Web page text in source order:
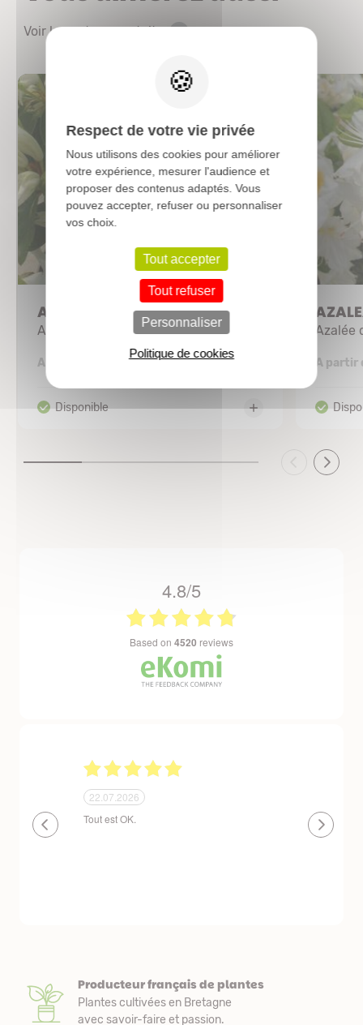
Voir les autres produits
AZALEA japonica 'Luzy'
Azalée japonaise
A partir de 3,33 €
Azalée
A partir
4.8/5
based on 4520 reviews
24.06.2026
plantes de qualité très bien emballées et
Un site que
réserve. La
livraison
Producteur français de plantes
Plantes cultivées en Bretagne
avec savoir-faire et passion.
Respect de votre vie privée
Nous utilisons des cookies pour améliorer
votre expérience, mesurer l'audience et
proposer des contenus adaptés. Vous
pouvez accepter, refuser ou personnaliser
vos choix.
Tout accepter
Tout refuser
Personnaliser
Politique de cookies